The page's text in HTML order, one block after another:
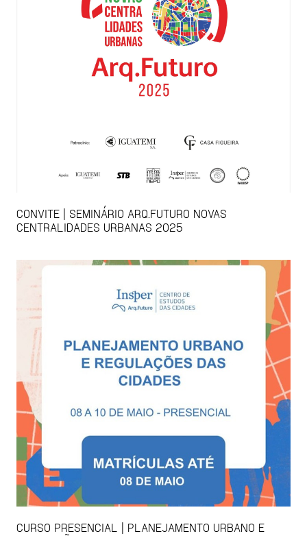
CONVITE | SEMINÁRIO ARQ.FUTURO NOVAS
CENTRALIDADES URBANAS 2025
CURSO PRESENCIAL | PLANEJAMENTO URBANO E